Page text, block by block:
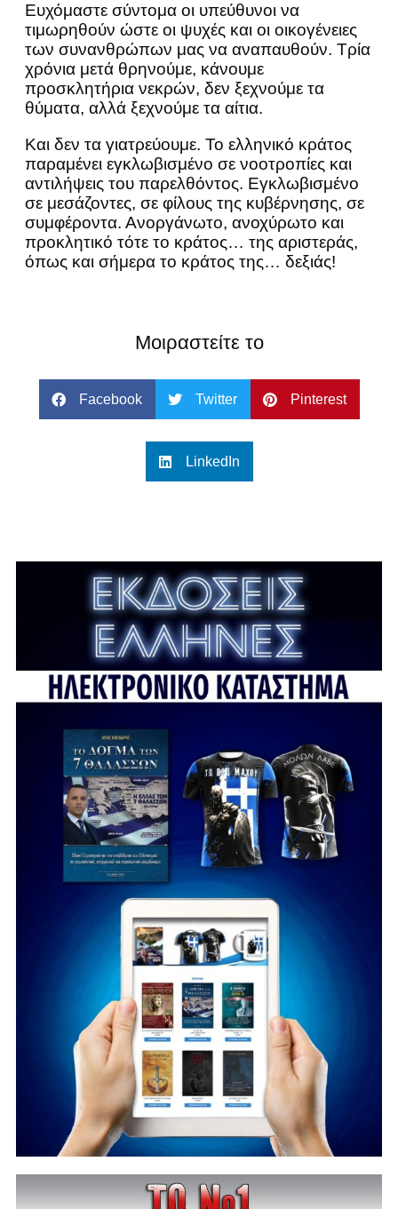
Ευχόμαστε σύντομα οι υπεύθυνοι να
τιμωρηθούν ώστε οι ψυχές και οι οικογένειες
των συνανθρώπων μας να αναπαυθούν. Τρία
χρόνια μετά θρηνούμε, κάνουμε
προσκλητήρια νεκρών, δεν ξεχνούμε τα
θύματα, αλλά ξεχνούμε τα αίτια.
Και δεν τα γιατρεύουμε. Το ελληνικό κράτος
παραμένει εγκλωβισμένο σε νοοτροπίες και
αντιλήψεις του παρελθόντος. Εγκλωβισμένο
σε μεσάζοντες, σε φίλους της κυβέρνησης, σε
συμφέροντα. Ανοργάνωτο, ανοχύρωτο και
προκλητικό τότε το κράτος… της αριστεράς,
όπως και σήμερα το κράτος της… δεξιάς!
Μοιραστείτε το
Facebook Twitter Pinterest
LinkedIn